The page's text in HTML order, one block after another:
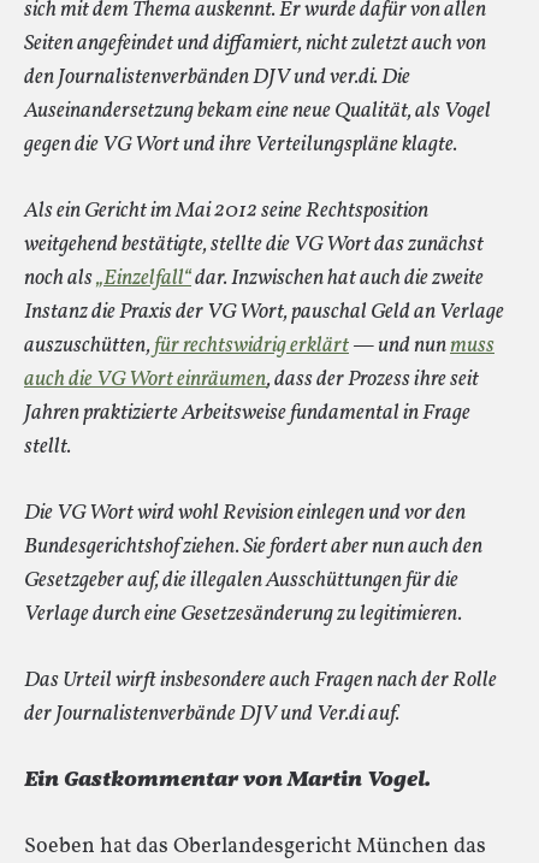
sich mit dem Thema auskennt. Er wurde dafür von allen
Seiten angefeindet und diffamiert, nicht zuletzt auch von
den Journalistenverbänden DJV und ver.di. Die
Auseinandersetzung bekam eine neue Qualität, als Vogel
gegen die VG Wort und ihre Verteilungspläne klagte.
Als ein Gericht im Mai 2012 seine Rechtsposition
weitgehend bestätigte, stellte die VG Wort das zunächst
noch als„Einzelfall“dar. Inzwischen hat auch die zweite
Instanz die Praxis der VG Wort, pauschal Geld an Verlage
auszuschütten,für rechtswidrig erklärt— und nunmuss
auch die VG Wort einräumen, dass der Prozess ihre seit
Jahren praktizierte Arbeitsweise fundamental in Frage
stellt.
Die VG Wort wird wohl Revision einlegen und vor den
Bundesgerichtshof ziehen. Sie fordert aber nun auch den
Gesetzgeber auf, die illegalen Ausschüttungen für die
Verlage durch eine Gesetzesänderung zu legitimieren.
Das Urteil wirft insbesondere auch Fragen nach der Rolle
der Journalistenverbände DJV und Ver.di auf.
Ein Gastkommentar von Martin Vogel.
Soeben hat das Oberlandesgericht München das